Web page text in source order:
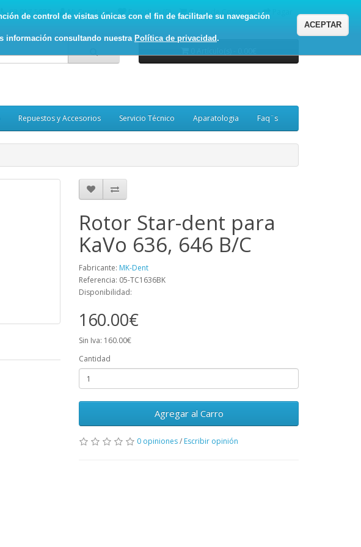
de control de visitas únicas con el fin de facilitarle su navegación
información consultando nuestra Política de privacidad.
ACEPTAR
93.017.5078 Mi Cuenta Favoritos (0) Carro de Compras
Repuestos y Accesorios Servicio Técnico Aparatologia Faq¨s
Rotor Star-dent para
KaVo 636, 646 B/C
Fabricante: MK-Dent
Referencia: 05-TC1636BK
Disponibilidad:
160.00€
Sin Iva: 160.00€
Cantidad
Agregar al Carro
0 opiniones/ Escribir opinión